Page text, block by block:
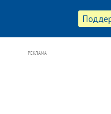
РЕКЛАМА